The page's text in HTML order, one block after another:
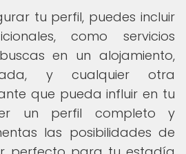
tu perfil, puedes incluir
como servicios
en un alojamiento,
y cualquier otra
que pueda influir en tu
un perfil completo y
las posibilidades de